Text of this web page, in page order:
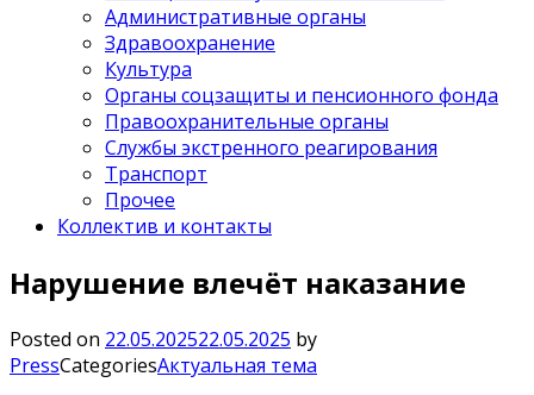
Административные органы
Здравоохранение
Культура
Органы соцзащиты и пенсионного фонда
Правоохранительные органы
Службы экстренного реагирования
Транспорт
Прочее
Коллектив и контакты
Нарушение влечёт наказание
Posted on 22.05.202522.05.2025 by
PressCategoriesАктуальная тема